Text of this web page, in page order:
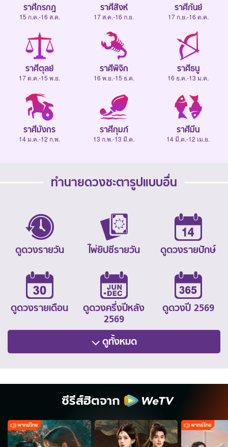
ราศีกรกฎ
15 ก.ค.-16 ส.ค.
ราศีสิงห์
17 ส.ค.-16 ก.ย.
ราศีกันย์
17 ก.ย.-16 ต.ค.
ราศีตุลย์
17 ต.ค.-15 พ.ย.
ราศีพิจิก
16 พ.ย.-15 ธ.ค.
ราศีธนู
16 ธ.ค.-13 ม.ค.
ราศีมังกร
14 ม.ค.-12 ก.พ.
ราศีกุมภ์
13 ก.พ.-13 มี.ค.
ราศีมีน
14 มี.ค.-12 เม.ย.
ทำนายดวงชะตารูปแบบอื่น
ดูดวงรายวัน ไพ่ยิปซีรายวัน ดูดวงรายปักษ์
ดูดวงรายเดือน
ดูดวงครึ่งปีหลัง
2569
ดูดวงปี 2569
ดูทั้งหมด
ซีรีส์ฮิตจาก